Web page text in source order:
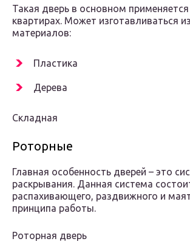
Такая дверь в основном
квартирах. Может изготавливаться
материалов:
Пластика
Дерева
Складная
Роторные
Главная особенность дверей – это
раскрывания. Данная система
распахивающего, раздвижного и
принципа работы.
Роторная дверь